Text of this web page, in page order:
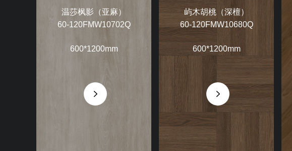
温莎枫影（亚麻）
60-120FMW10702Q
600*1200mm
屿木胡桃（深檀）
60-120FMW10680Q
600*1200mm